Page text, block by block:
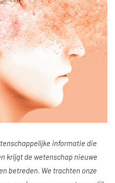
informatie die
krijgt de wetenschap nieuwe
betreden. We trachten onze